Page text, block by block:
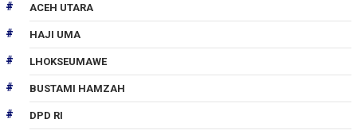
ACEH UTARA
HAJI UMA
LHOKSEUMAWE
BUSTAMI HAMZAH
DPD RI